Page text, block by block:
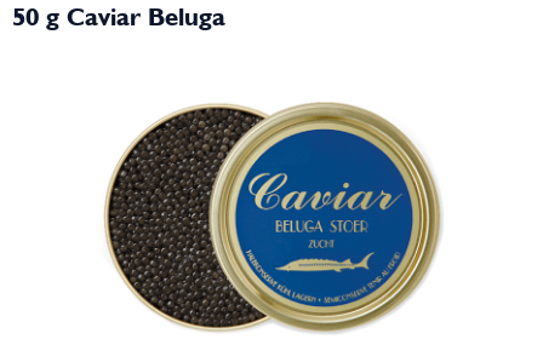
50 g Caviar Beluga